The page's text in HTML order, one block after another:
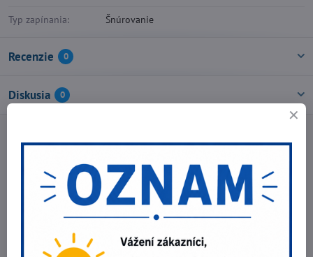
Typ zapínania: Šnúrovanie
Recenzie 0
Diskusia 0
FacebookTwitterBlueskyPinterestReddit LinkedInWhatsApp
E-
Predchádzajúci produkt Nasledujúci produkt
Najpredávanejšie produkty v tejto
kategórii